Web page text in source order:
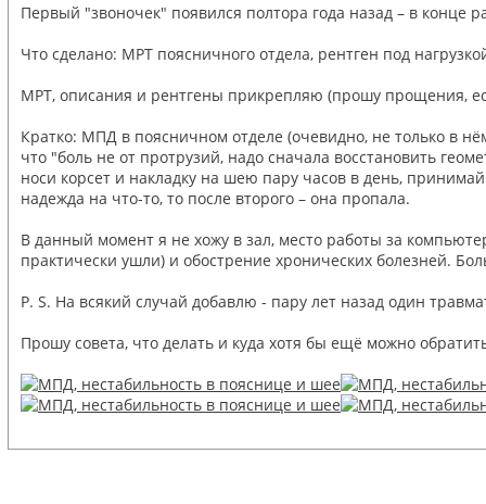
Первый "звоночек" появился полтора года назад – в конце
Что сделано: МРТ поясничного отдела, рентген под
МРТ, описания и рентгены прикрепляю (прошу прощения,
Кратко: МПД в поясничном отделе (очевидно, не только в
что "боль не от протрузий, надо сначала восстановить
носи корсет и накладку на шею пару часов в день,
надежда на что-то, то после второго – она пропала.
В данный момент я не хожу в зал, место работы за
практически ушли) и обострение хронических болезней.
P. S. На всякий случай добавлю - пару лет назад один
Прошу совета, что делать и куда хотя бы ещё можно